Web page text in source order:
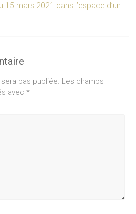
15 mars 2021 dans l’espace d’un
pas publiée. Les champs
avec*